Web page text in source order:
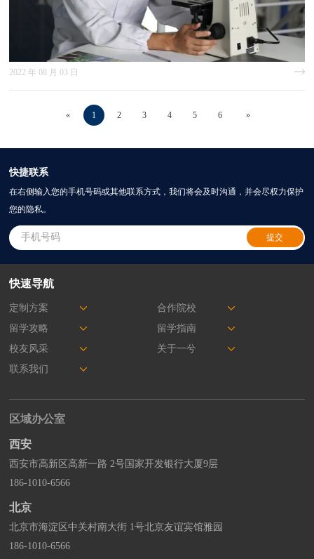
2022 年 08 月 03 日
« 1 2 3 4 5 6 »
快捷联系
在右侧输入您的手机号码或其他联系方式，我们将会及时沟通，并会尽权力保护
您的隐私。
快速导航
定制方案
合作院校
留学攻略
留学指南
校友风采
关于一兮
联系我们
区域办公室
西安
西安市高新区高新一路 2号国家开发银行大厦9层
186-1010-6566
北京
北京市海淀区中关村南大街 1号北京友谊宾馆雅园
186-1010-6566